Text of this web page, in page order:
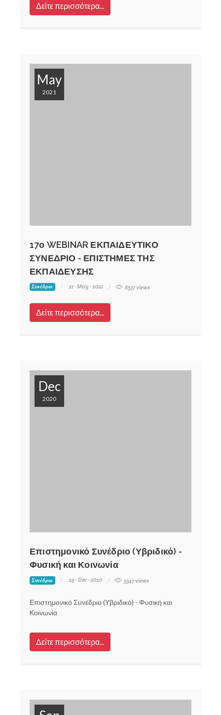
Δείτε περισσότερα...
May
2021
17ο WEBINAR ΕΚΠΑΙΔΕΥΤΙΚΟ
ΣΥΝΕΔΡΙΟ - ΕΠΙΣΤΗΜΕΣ ΤΗΣ
ΕΚΠΑΙΔΕΥΣΗΣ
Συνέδριο 21 - May - 2021 8537 views
Δείτε περισσότερα...
Dec
2020
Επιστημονικό Συνέδριο (Υβριδικό) -
Φυσική και Κοινωνία
Συνέδριο 29 - Dec - 2020 5347 views
Επιστημονικό Συνέδριο (Υβριδικό) - Φυσική και
Κοινωνία
Δείτε περισσότερα...